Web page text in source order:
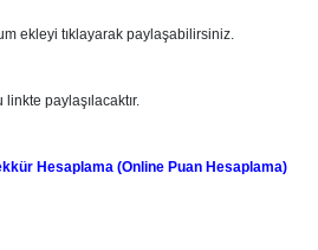
ekleyi tıklayarak paylaşabilirsiniz.
paylaşılacaktır.
Hesaplama (Online Puan Hesaplama)